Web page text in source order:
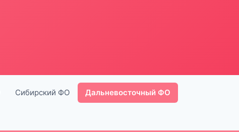
Сибирский ФО Дальневосточный ФО